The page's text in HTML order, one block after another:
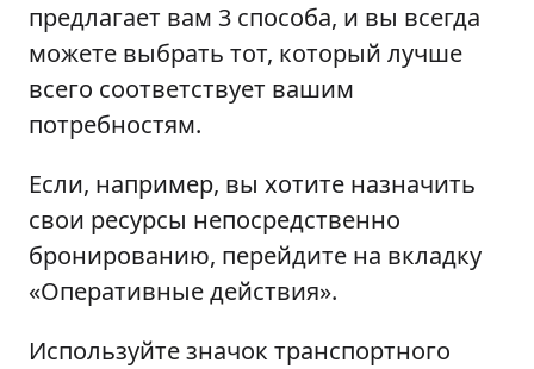
предлагает вам 3 способа, и вы всегда
можете выбрать тот, который лучше
всего соответствует вашим
потребностям.
Если, например, вы хотите назначить
свои ресурсы непосредственно
бронированию, перейдите на вкладку
«Оперативные действия».
Используйте значок транспортного